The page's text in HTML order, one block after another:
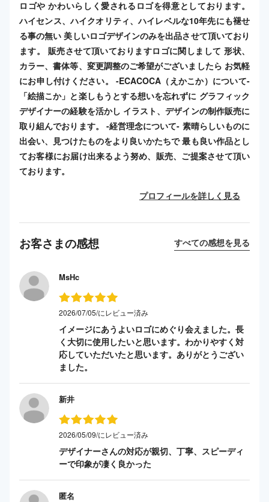
ロゴや かわいらしく愛されるロゴを得意としております。
ハイセンス、ハイクオリティ、ハイレベルな10年先にも褪せ
る事の無い 美しいロゴデザインのみを出品させて頂いており
ます。 販売させて頂いておりますロゴに関しまして 形状、
カラー、書体等、変更調整のご希望がございましたら お気軽
にお申し付けください。 -ECACOCA（えかこか）について-
「絵描こか」と楽しもうとする想いを忘れずに グラフィック
デザイナーの経験を活かし イラスト、デザインの制作販売に
取り組んでおります。 -経営理念について- 素晴らしいものに
出会い、見つけたものをより良いかたちで 最も良い作品とし
てお客様にお届け出来るよう努め、販売、ご提案させて頂い
ております。
プロフィールを詳しく見る
お客さまの感想 すべての感想を見る
MsHc
2026/07/05/にレビュー済み
イメージにあうよいロゴにめぐり会えました。長
く大切に使用したいと思います。わかりやすく対
応していただいたと思います。ありがとうござい
ました。
新井
2026/05/09/にレビュー済み
デザイナーさんの対応が親切、丁寧、スピーディ
ーで印象が凄く良かった
匿名